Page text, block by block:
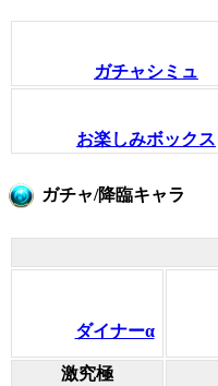
ガチャシミュ
お楽しみボックス
ガチャ/降臨キャラ
ダイナーα
激究極